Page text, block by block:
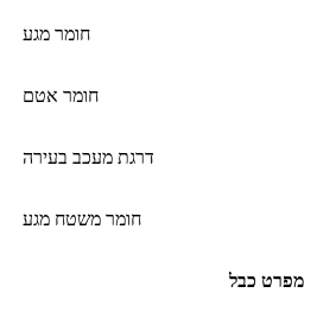
חומר מגע
חומר אטם
דרגת מעכב בעירה
חומר משטח מגע
מפרט כבל